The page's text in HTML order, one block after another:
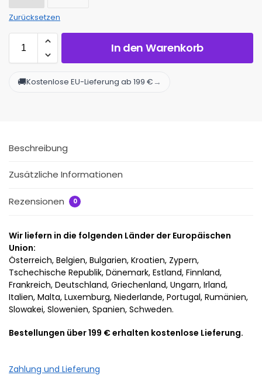
Zurücksetzen
In den Warenkorb
🚚Kostenlose EU-Lieferung ab 199 € →
Beschreibung
Zusätzliche Informationen
Rezensionen 0
Wir liefern in die folgenden Länder der Europäischen
Union:
Österreich, Belgien, Bulgarien, Kroatien, Zypern,
Tschechische Republik, Dänemark, Estland, Finnland,
Frankreich, Deutschland, Griechenland, Ungarn, Irland,
Italien, Malta, Luxemburg, Niederlande, Portugal, Rumänien,
Slowakei, Slowenien, Spanien, Schweden.
Bestellungen über 199 € erhalten kostenlose Lieferung.
Zahlung und Lieferung